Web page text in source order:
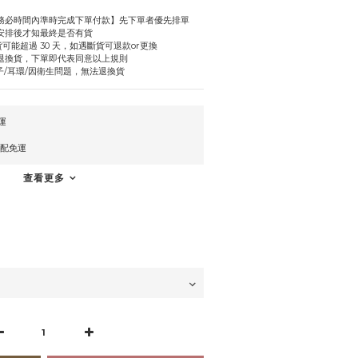
必時間內準時完成下單付款】先下單者優先排單
排後才知最終是否有貨
能超過 30 天，如遇斷貨可退款or更換
貨，下單即代表同意以上規則
耳環/因衛生問題，無法退換貨
免運
查看更多